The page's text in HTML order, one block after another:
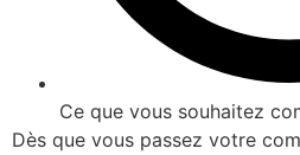
Ce que vous souhaitez
Dès que vous passez votre